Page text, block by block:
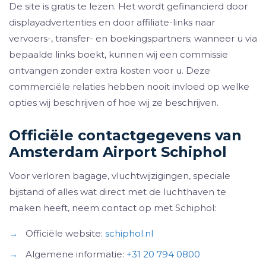
De site is gratis te lezen. Het wordt gefinancierd door
displayadvertenties en door affiliate-links naar
vervoers-, transfer- en boekingspartners; wanneer u via
bepaalde links boekt, kunnen wij een commissie
ontvangen zonder extra kosten voor u. Deze
commerciële relaties hebben nooit invloed op welke
opties wij beschrijven of hoe wij ze beschrijven.
Officiële contactgegevens van
Amsterdam Airport Schiphol
Voor verloren bagage, vluchtwijzigingen, speciale
bijstand of alles wat direct met de luchthaven te
maken heeft, neem contact op met Schiphol:
→ Officiële website: schiphol.nl
→
Algemene informatie: +31 20 794 0800